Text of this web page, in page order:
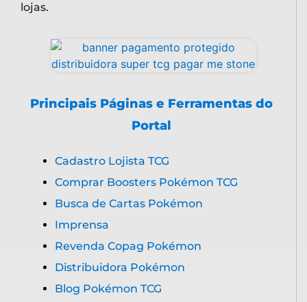
lojas.
Principais Páginas e Ferramentas do
Portal
Cadastro Lojista TCG
Comprar Boosters Pokémon TCG
Busca de Cartas Pokémon
Imprensa
Revenda Copag Pokémon
Distribuidora Pokémon
Blog Pokémon TCG